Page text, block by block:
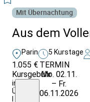
Mit Übernachtung
Aus dem
Parin 5 Kurstage
1.055 €
Kursgebühr
inkl.
Ü/VP
TERMIN
Mo. 02.11.
– Fr.
06.11.2026